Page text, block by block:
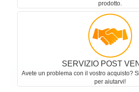
prodotto.
SERVIZIO POST
Avete un problema con il vostro acquisto?
per aiutarvi!